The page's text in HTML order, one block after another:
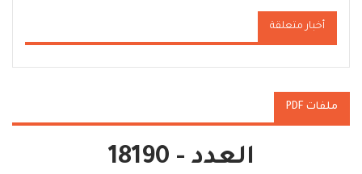
أخبار متعلقة
ملفات PDF
العدد - 18190